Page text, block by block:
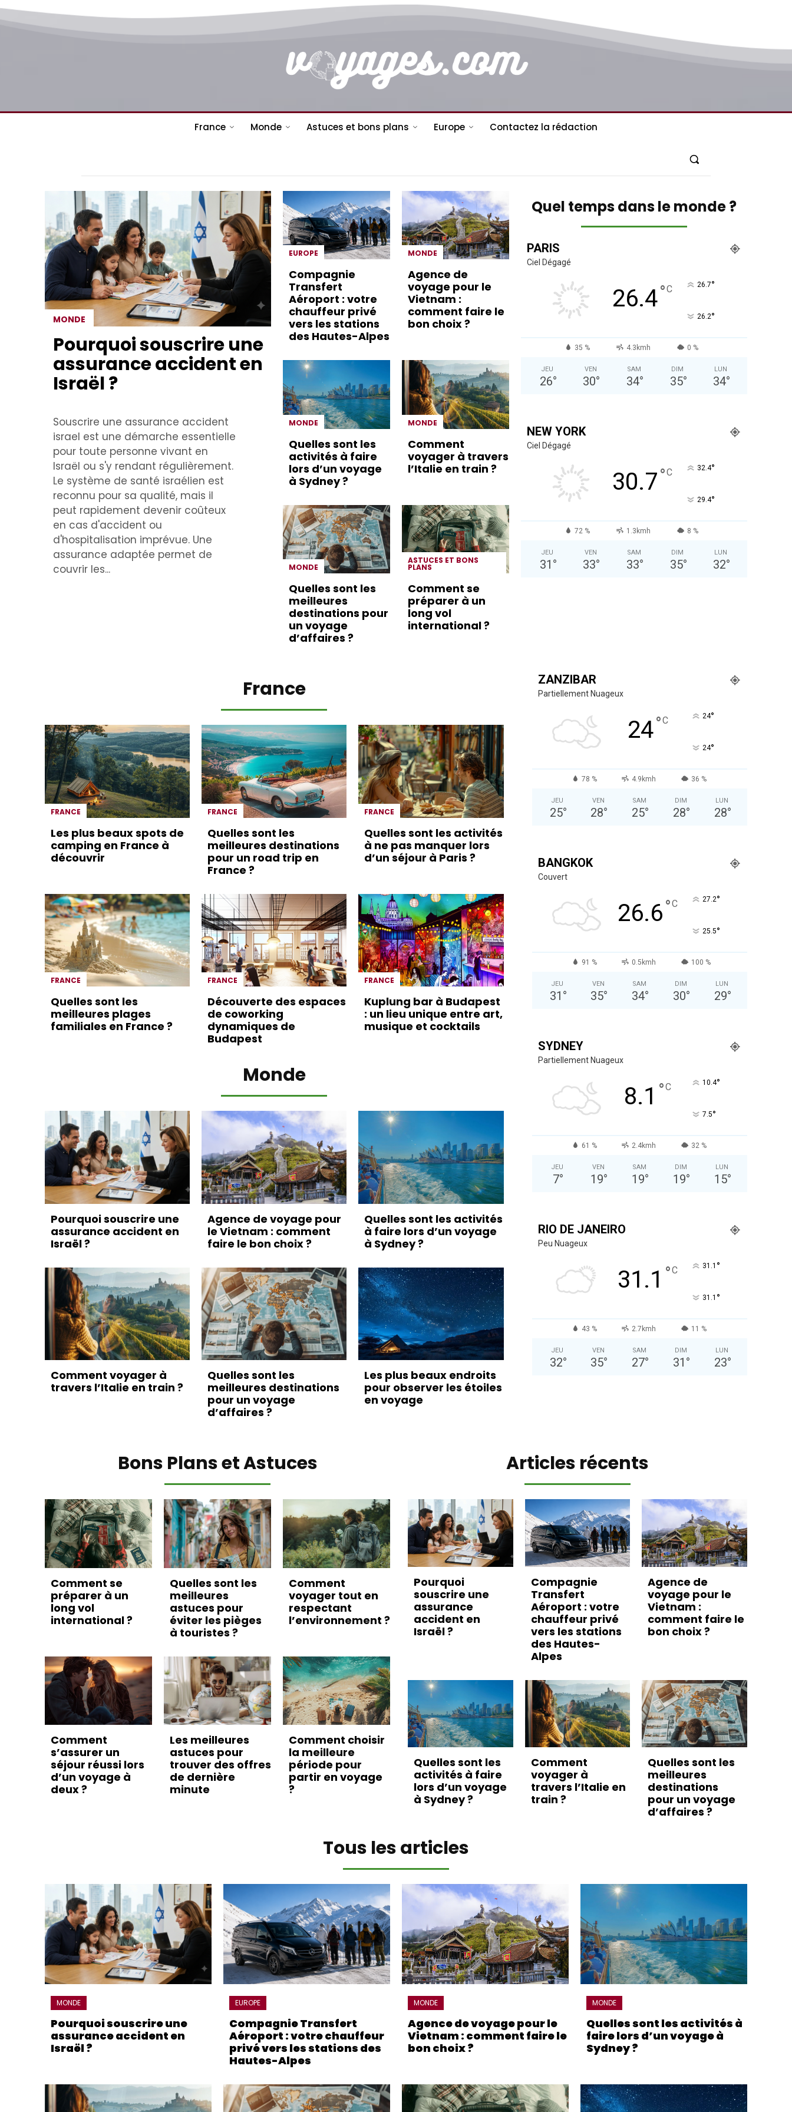
France Monde Astuces et bons plans Europe Contactez la rédaction
MONDE
Pourquoi souscrire une
assurance accident en
Israël ?
Souscrire une assurance accident
israel est une démarche essentielle
pour toute personne vivant en
Israël ou s'y rendant régulièrement.
Le système de santé israélien est
reconnu pour sa qualité, mais il
peut rapidement devenir coûteux
en cas d'accident ou
d'hospitalisation imprévue. Une
assurance adaptée permet de
couvrir les...
EUROPE
Compagnie
Transfert
Aéroport : votre
chauffeur privé
vers les stations
des Hautes-Alpes
MONDE
Agence de
voyage pour le
Vietnam :
comment faire le
bon choix ?
MONDE
Quelles sont les
activités à faire
lors d’un voyage
à Sydney ?
MONDE
Comment
voyager à travers
l’Italie en train ?
MONDE
Quelles sont les
meilleures
destinations pour
un voyage
d’affaires ?
ASTUCES ET BONS
PLANS
Comment se
préparer à un
long vol
international ?
Quel temps dans le monde ?
PARIS
Ciel Dégagé
26.4°C 26.7°
26.2°
35 % 4.3kmh 0 %
JEU
26°
VEN
30°
SAM
34°
DIM
35°
LUN
34°
NEW YORK
Ciel Dégagé
30.7°C 32.4°
29.4°
72 % 1.3kmh 8 %
JEU
31 °
VEN
33°
SAM
33°
DIM
35°
LUN
32°
France
FRANCE
Les plus beaux spots de
camping en France à
découvrir
FRANCE
Quelles sont les
meilleures destinations
pour un road trip en
France ?
FRANCE
Quelles sont les activités
à ne pas manquer lors
d’un séjour à Paris ?
FRANCE
Quelles sont les
meilleures plages
familiales en France ?
FRANCE
Découverte des espaces
de coworking
dynamiques de
Budapest
FRANCE
Kuplung bar à Budapest
: un lieu unique entre art,
musique et cocktails
Monde
Pourquoi souscrire une
assurance accident en
Israël ?
Agence de voyage pour
le Vietnam : comment
faire le bon choix ?
Quelles sont les activités
à faire lors d’un voyage
à Sydney ?
Comment voyager à
travers l’Italie en train ?
Quelles sont les
meilleures destinations
pour un voyage
d’affaires ?
Les plus beaux endroits
pour observer les étoiles
en voyage
ZANZIBAR
Partiellement Nuageux
24°C 24°
24°
78 % 4.9kmh 36 %
JEU
25°
VEN
28°
SAM
25°
DIM
28°
LUN
28°
BANGKOK
Couvert
26.6°C 27.2°
25.5°
91 % 0.5kmh 100 %
JEU
31 °
VEN
35°
SAM
34°
DIM
30°
LUN
29°
SYDNEY
Partiellement Nuageux
8.1 °C 10.4°
7.5°
61 % 2.4kmh 32 %
JEU
7°
VEN
19°
SAM
19°
DIM
19°
LUN
15°
RIO DE JANEIRO
Peu Nuageux
31.1 °C 31.1 °
31.1 °
43 % 2.7kmh 11 %
JEU
32°
VEN
35°
SAM
27°
DIM
31 °
LUN
23°
Bons Plans et Astuces
Comment se
préparer à un
long vol
international ?
Quelles sont les
meilleures
astuces pour
éviter les pièges
à touristes ?
Comment
voyager tout en
respectant
l’environnement ?
Comment
s’assurer un
séjour réussi lors
d’un voyage à
deux ?
Les meilleures
astuces pour
trouver des offres
de dernière
minute
Comment choisir
la meilleure
période pour
partir en voyage
?
Articles récents
Pourquoi
souscrire une
assurance
accident en
Israël ?
Compagnie
Transfert
Aéroport : votre
chauffeur privé
vers les stations
des Hautes-
Alpes
Agence de
voyage pour le
Vietnam :
comment faire le
bon choix ?
Quelles sont les
activités à faire
lors d’un voyage
à Sydney ?
Comment
voyager à
travers l’Italie en
train ?
Quelles sont les
meilleures
destinations
pour un voyage
d’affaires ?
Tous les articles
MONDE
Pourquoi souscrire une
assurance accident en
Israël ?
EUROPE
Compagnie Transfert
Aéroport : votre chauffeur
privé vers les stations des
Hautes-Alpes
MONDE
Agence de voyage pour le
Vietnam : comment faire le
bon choix ?
MONDE
Quelles sont les activités à
faire lors d’un voyage à
Sydney ?